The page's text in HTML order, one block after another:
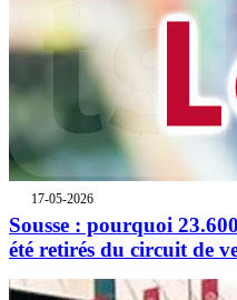
17-05-2026
Sousse : pourquoi
été retirés du circuit de